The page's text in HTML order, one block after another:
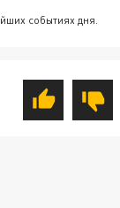
событиях дня.